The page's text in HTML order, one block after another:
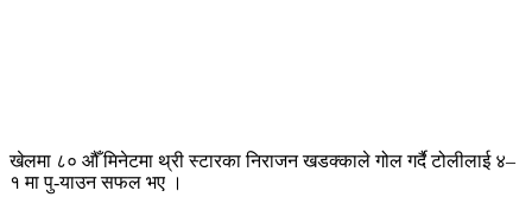
खेलमा ८० औँ मिनेटमा थ्री स्टारका निराजन खडक्काले गोल गर्दै टोलीलाई ४–
१ मा पु-याउन सफल भए ।